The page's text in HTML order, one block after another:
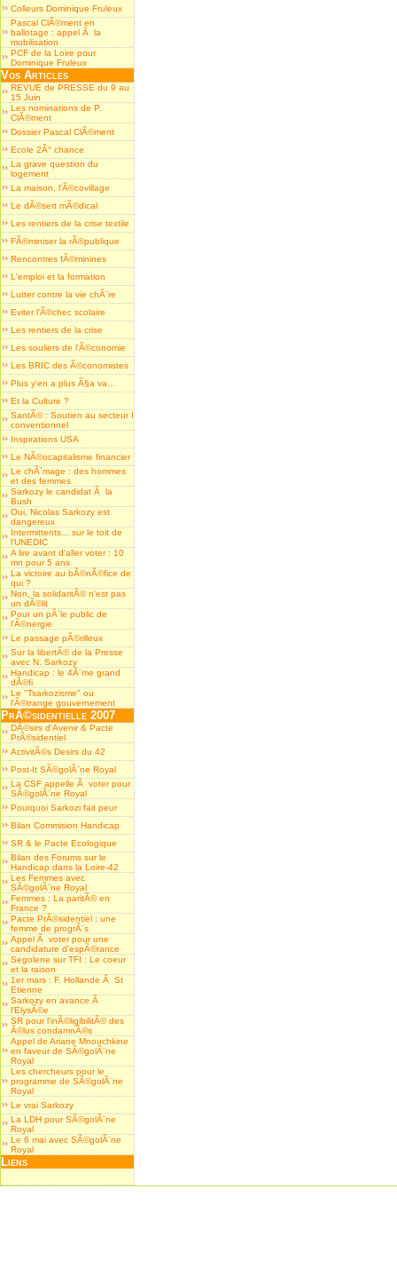
Colleurs Dominique Fruleux
Pascal ClÃ©ment en
ballotage : appel Ã la
mobilisation
PCF de la Loire pour
Dominique Fruleux
Vos Articles
REVUE de PRESSE du 9 au
15 Juin
Les nominations de P.
ClÃ©ment
Dossier Pascal ClÃ©ment
Ecole 2Â° chance
La grave question du
logement
La maison, l'Ã©covillage
Le dÃ©sert mÃ©dical
Les rentiers de la crise textile
FÃ©miniser la rÃ©publique
Rencontres fÃ©minines
L'emploi et la formation
Lutter contre la vie chÃ¨re
Eviter l'Ã©chec scolaire
Les rentiers de la crise
Les souliers de l'Ã©conomie
Les BRIC des Ã©conomistes
Plus y'en a plus Ã§a va...
Et la Culture ?
SantÃ© : Soutien au secteur I
conventionnel
Inspirations USA
Le NÃ©ocapitalisme financier
Le chÃ´mage : des hommes
et des femmes
Sarkozy le candidat Ã la
Bush
Oui, Nicolas Sarkozy est
dangereux
Intermittents... sur le toit de
l'UNEDIC
A lire avant d'aller voter : 10
mn pour 5 ans
La victoire au bÃ©nÃ©fice de
qui ?
Non, la solidaritÃ© n'est pas
un dÃ©lit
Pour un pÃ´le public de
l'Ã©nergie
Le passage pÃ©rilleux
Sur la libertÃ© de la Presse
avec N. Sarkozy
Handicap : le 4Ã¨me grand
dÃ©fi
Le "Tsarkozisme" ou
l'Ã©trange gouvernement
PrÃ©sidentielle 2007
DÃ©sirs d'Avenir & Pacte
PrÃ©sidentiel
ActivitÃ©s Desirs du 42
Post-It SÃ©golÃ¨ne Royal
La CSF appelle Ã voter pour
SÃ©golÃ¨ne Royal
Pourquoi Sarkozi fait peur
Bilan Commision Handicap
SR & le Pacte Ecologique
Bilan des Forums sur le
Handicap dans la Loire-42
Les Femmes avec
SÃ©golÃ¨ne Royal
Femmes : La paritÃ© en
France ?
Pacte PrÃ©sidentiel : une
femme de progrÃ¨s
Appel Ã voter pour une
candidature d'espÃ©rance
Segolene sur TFI : Le coeur
et la raison
1er mars : F. Hollande Ã St
Etienne
Sarkozy en avance Ã
l'ElysÃ©e
SR pour l'inÃ©ligibilitÃ© des
Ã©lus condamnÃ©s
Appel de Ariane Mnouchkine
en faveur de SÃ©golÃ¨ne
Royal
Les chercheurs pour le
programme de SÃ©golÃ¨ne
Royal
Le vrai Sarkozy
La LDH pour SÃ©golÃ¨ne
Royal
Le 6 mai avec SÃ©golÃ¨ne
Royal
Liens